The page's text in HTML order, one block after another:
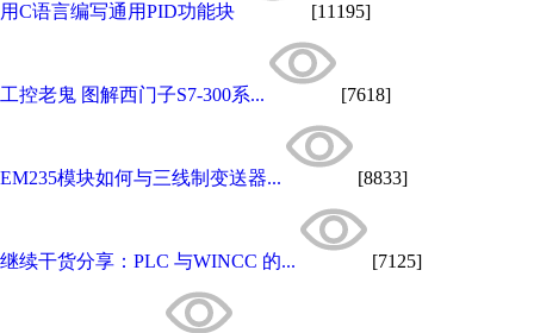
用C语言编写通用PID功能块 [11195]
工控老鬼 图解西门子S7-300系... [7618]
EM235模块如何与三线制变送器... [8833]
继续干货分享：PLC 与WINCC 的... [7125]